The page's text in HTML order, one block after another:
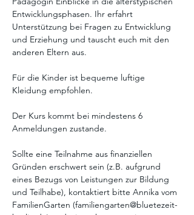
Entwicklungsphasen. Ihr erfahrt
Unterstützung bei Fragen zu Entwicklung
und Erziehung und tauscht euch mit den
anderen Eltern aus.
Für die Kinder ist bequeme luftige
Kleidung empfohlen.
Der Kurs kommt bei mindestens 6
Anmeldungen zustande.
Sollte eine Teilnahme aus finanziellen
Gründen erschwert sein (z.B. aufgrund
eines Bezugs von Leistungen zur Bildung
und Teilhabe), kontaktiert bitte Annika vom
FamilienGarten (familiengarten@bluetezeit-